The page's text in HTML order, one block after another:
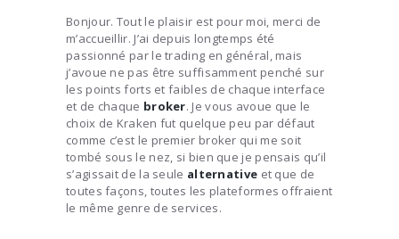
Bonjour. Tout le plaisir est pour moi, merci de
m’accueillir. J’ai depuis longtemps été
passionné par le trading en général, mais
j’avoue ne pas être suffisamment penché sur
les points forts et faibles de chaque interface
et de chaque broker. Je vous avoue que le
choix de Kraken fut quelque peu par défaut
comme c’est le premier broker qui me soit
tombé sous le nez, si bien que je pensais qu’il
s’agissait de la seule alternative et que de
toutes façons, toutes les plateformes offraient
le même genre de services.